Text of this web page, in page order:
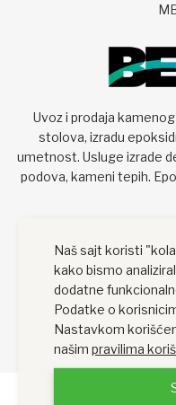
Uvoz i prodaja
stolova, izradu
umetnost. Usluge izrade
podova, kameni tepih.
Naš sajt koristi
kako bismo
dodatne
Podatke o
Nastavkom
našim pravilima